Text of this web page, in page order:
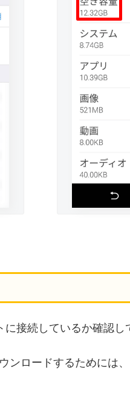
接続しているか確認し
ンロードするためには